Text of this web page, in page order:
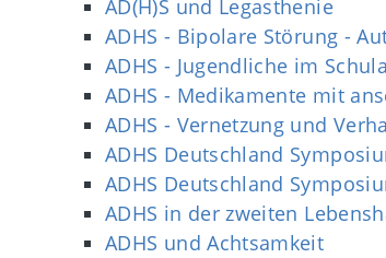
AD(H)S und Legasthenie
ADHS - Bipolare Störung -
ADHS - Jugendliche im
ADHS - Medikamente mit
ADHS - Vernetzung und
ADHS Deutschland
ADHS Deutschland
ADHS in der zweiten
ADHS und Achtsamkeit